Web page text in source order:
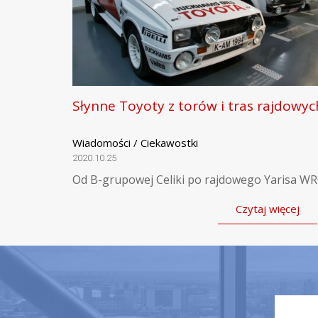
Słynne Toyoty z torów i tras
Wiadomości / Ciekawostki
2020.10.25
Od B-grupowej Celiki po rajdowego Yarisa
Czytaj więcej